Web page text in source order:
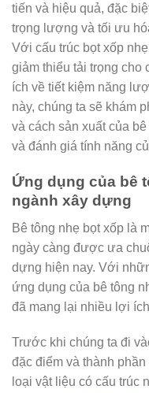
tiến và hiệu quả, đặc
trọng lượng và tối ưu
Với cấu trúc bọt xốp
giảm thiểu tải trọng cho
ích về tiết kiệm năng
này, chúng ta sẽ khám
và cách sản xuất của
và đánh giá tính năng
Ứng dụng của bê
ngành xây dựng
Bê tông nhẹ bọt xốp là
ngày càng được ưa
dựng hiện nay. Với
ứng dụng của bê tông
đã mang lại nhiều lợi
Trước khi chúng ta đi
đặc điểm và thành
loại vật liệu có cấu trúc